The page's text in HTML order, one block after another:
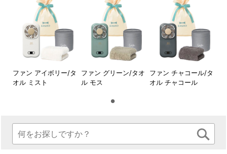
●BRUNO直営店限定オリジナル巾着ラッピング
BRUNOのロゴが入った巾着にお入れしてお届けする、
BRUNO直営店限定サービスです。
ナチュラルな生成り色の巾着に、さわやかな水色のリボ
しっかりとした生地を使用しており、プレゼントを受け
ファン アイボリー/タ
オル ミスト
ファン グリーン/タオ
ル モス
ファン チャコール/タ
オル チャコール